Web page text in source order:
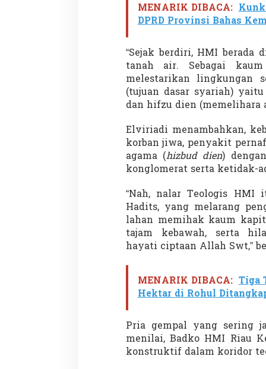
MENARIK DIBACA:
DPRD Provinsi Bahas
“Sejak berdiri, HMI berada
tanah air. Sebagai
melestarikan lingkungan
(tujuan dasar syariah)
dan hifzu dien (memelihara
Elviriadi menambahkan,
korban jiwa, penyakit
agama (hizbud dien)
konglomerat serta ketidak-
“Nah, nalar Teologis
Hadits, yang melarang
lahan memihak kaum
tajam kebawah, serta
hayati ciptaan Allah Swt,”
MENARIK DIBACA: Tiga
Hektar di Rohul
Pria gempal yang sering
menilai, Badko HMI Riau
konstruktif dalam koridor
Demonstrasi Gen-Z Guncang
Nepal, PM Mundur Mendadak
Menteri Nusron:
Cegah Konflik